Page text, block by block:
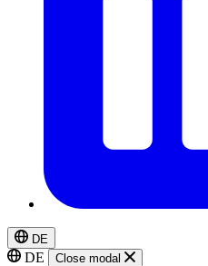
DE
DE Close modal